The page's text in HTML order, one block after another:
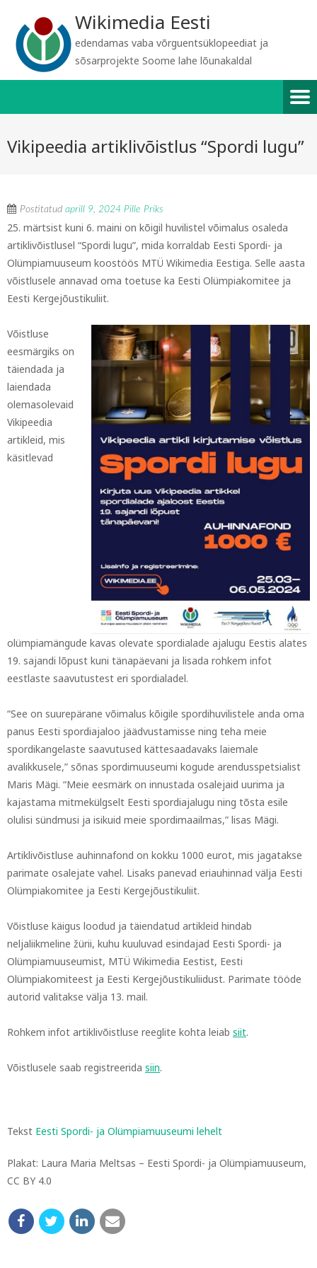
Wikimedia Eesti
edendamas vaba võrguentsüklopeediat ja
sõsarprojekte Soome lahe lõunakaldal
Vikipeedia artiklivõistlus “Spordi lugu”
Postitatud aprill 9, 2024 Pille Priks
25. märtsist kuni 6. maini on kõigil huvilistel võimalus osaleda
artiklivõistlusel “Spordi lugu”, mida korraldab Eesti Spordi- ja
Olümpiamuuseum koostöös MTÜ Wikimedia Eestiga. Selle aasta
võistlusele annavad oma toetuse ka Eesti Olümpiakomitee ja
Eesti Kergejõustikuliit.
Võistluse
eesmärgiks on
täiendada ja
laiendada
olemasolevaid
Vikipeedia
artikleid, mis
käsitlevad
olümpiamängude kavas olevate spordialade ajalugu Eestis alates
19. sajandi lõpust kuni tänapäevani ja lisada rohkem infot
eestlaste saavutustest eri spordialadel.
“See on suurepärane võimalus kõigile spordihuvilistele anda oma
panus Eesti spordiajaloo jäädvustamisse ning teha meie
spordikangelaste saavutused kättesaadavaks laiemale
avalikkusele,” sõnas spordimuuseumi kogude arendusspetsialist
Maris Mägi. “Meie eesmärk on innustada osalejaid uurima ja
kajastama mitmekülgselt Eesti spordiajalugu ning tõsta esile
olulisi sündmusi ja isikuid meie spordimaailmas,” lisas Mägi.
Artiklivõistluse auhinnafond on kokku 1000 eurot, mis jagatakse
parimate osalejate vahel. Lisaks panevad eriauhinnad välja Eesti
Olümpiakomitee ja Eesti Kergejõustikuliit.
Võistluse käigus loodud ja täiendatud artikleid hindab
neljaliikmeline žürii, kuhu kuuluvad esindajad Eesti Spordi- ja
Olümpiamuuseumist, MTÜ Wikimedia Eestist, Eesti
Olümpiakomiteest ja Eesti Kergejõustikuliidust. Parimate tööde
autorid valitakse välja 13. mail.
Rohkem infot artiklivõistluse reeglite kohta leiab siit.
Võistlusele saab registreerida siin.
Tekst Eesti Spordi- ja Olümpiamuuseumi lehelt
Plakat: Laura Maria Meltsas – Eesti Spordi- ja Olümpiamuuseum,
CC BY 4.0